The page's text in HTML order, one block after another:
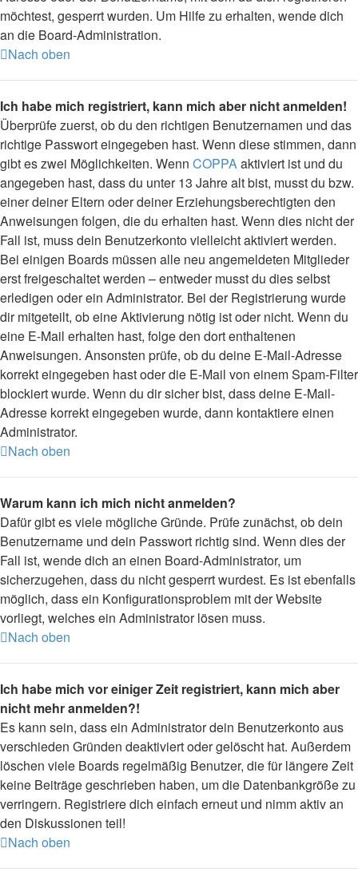
möchtest, gesperrt wurden. Um Hilfe zu erhalten, wende dich
an die Board-Administration.
Nach oben
Ich habe mich registriert, kann mich aber nicht anmelden!
Überprüfe zuerst, ob du den richtigen Benutzernamen und das
richtige Passwort eingegeben hast. Wenn diese stimmen, dann
gibt es zwei Möglichkeiten. Wenn COPPAaktiviert ist und du
angegeben hast, dass du unter 13 Jahre alt bist, musst du bzw.
einer deiner Eltern oder deiner Erziehungsberechtigten den
Anweisungen folgen, die du erhalten hast. Wenn dies nicht der
Fall ist, muss dein Benutzerkonto vielleicht aktiviert werden.
Bei einigen Boards müssen alle neu angemeldeten Mitglieder
erst freigeschaltet werden – entweder musst du dies selbst
erledigen oder ein Administrator. Bei der Registrierung wurde
dir mitgeteilt, ob eine Aktivierung nötig ist oder nicht. Wenn du
eine E-Mail erhalten hast, folge den dort enthaltenen
Anweisungen. Ansonsten prüfe, ob du deine E-Mail-Adresse
korrekt eingegeben hast oder die E-Mail von einem Spam-Filter
blockiert wurde. Wenn du dir sicher bist, dass deine E-Mail-
Adresse korrekt eingegeben wurde, dann kontaktiere einen
Administrator.
Nach oben
Warum kann ich mich nicht anmelden?
Dafür gibt es viele mögliche Gründe. Prüfe zunächst, ob dein
Benutzername und dein Passwort richtig sind. Wenn dies der
Fall ist, wende dich an einen Board-Administrator, um
sicherzugehen, dass du nicht gesperrt wurdest. Es ist ebenfalls
möglich, dass ein Konfigurationsproblem mit der Website
vorliegt, welches ein Administrator lösen muss.
Nach oben
Ich habe mich vor einiger Zeit registriert, kann mich aber
nicht mehr anmelden?!
Es kann sein, dass ein Administrator dein Benutzerkonto aus
verschieden Gründen deaktiviert oder gelöscht hat. Außerdem
löschen viele Boards regelmäßig Benutzer, die für längere Zeit
keine Beiträge geschrieben haben, um die Datenbankgröße zu
verringern. Registriere dich einfach erneut und nimm aktiv an
den Diskussionen teil!
Nach oben